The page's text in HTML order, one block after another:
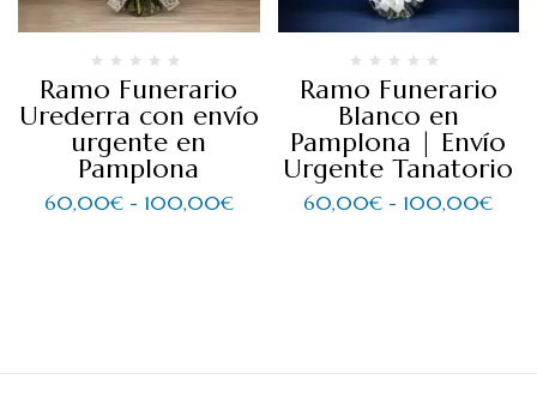
Ramo Funerario
Urederra con envío
urgente en
Pamplona
60,00€ - 100,00€
Ramo Funerario
Blanco en
Pamplona | Envío
Urgente Tanatorio
60,00€ - 100,00€